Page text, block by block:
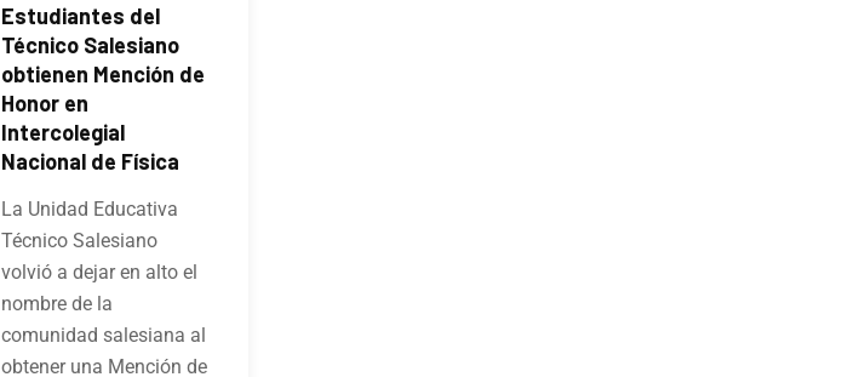
Estudiantes del
Técnico Salesiano
obtienen Mención de
Honor en
Intercolegial
Nacional de Física
La Unidad Educativa
Técnico Salesiano
volvió a dejar en alto el
nombre de la
comunidad salesiana al
obtener una Mención de